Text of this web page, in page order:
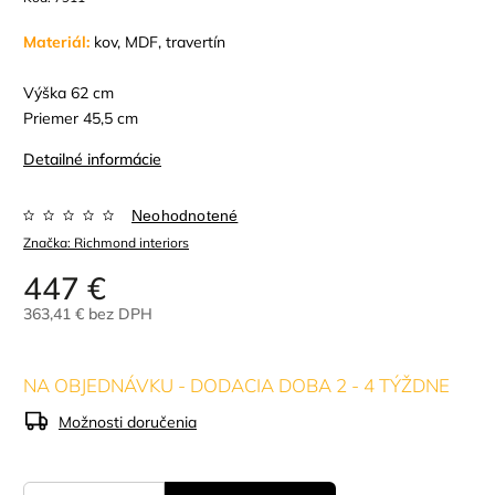
Materiál: kov, MDF, travertín
Výška 62 cm
Priemer 45,5 cm
Detailné informácie
Značka: Richmond interiors
Neohodnotené
447 €
363,41 € bez DPH
NA OBJEDNÁVKU - DODACIA DOBA 2 - 4 TÝŽDNE
Možnosti doručenia